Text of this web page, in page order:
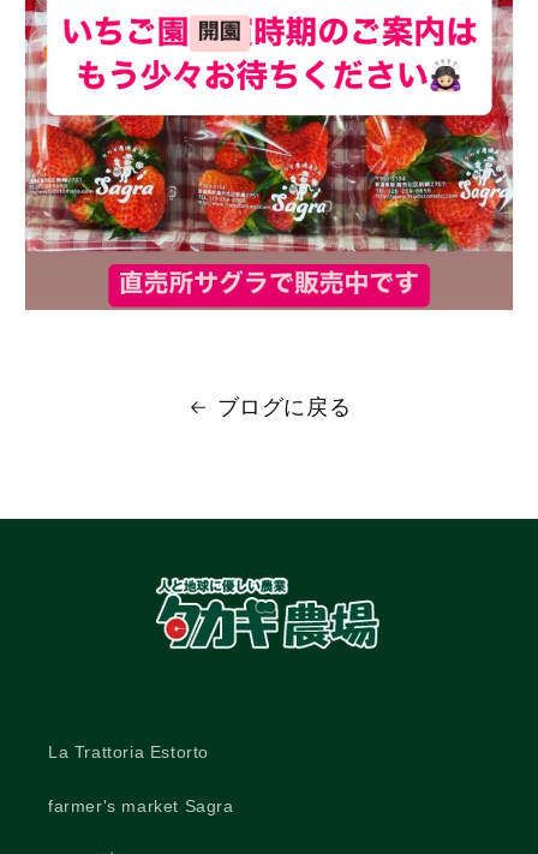
ブログに戻る
La Trattoria Estorto
farmer's market Sagra